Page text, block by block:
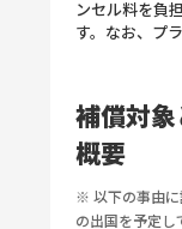
ンセル料を負
す。なお、プ
補償対象
概要
※ 以下の事由に
の出国を予定し